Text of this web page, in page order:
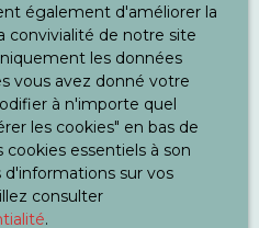
également d'améliorer la
convivialité de notre site
les données
vous avez donné votre
à n'importe quel
les cookies″ en bas de
essentiels à son
sur vos
consulter
.